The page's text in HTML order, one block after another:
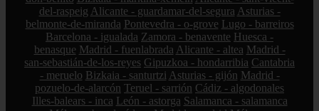
del-raspeig Alicante - guardamar-del-segura Asturias -
belmonte-de-miranda Pontevedra - o-grove Lugo - barreiros
Barcelona - igualada Zamora - benavente Huesca -
benasque Madrid - fuenlabrada Alicante - altea Madrid -
san-sebastián-de-los-reyes Gipuzkoa - hondarribia Cantabria
- meruelo Bizkaia - santurtzi Asturias - gijón Madrid -
pozuelo-de-alarcón Teruel - sarrión Cádiz - algodonales
Illes-balears - inca León - astorga Salamanca - salamanca